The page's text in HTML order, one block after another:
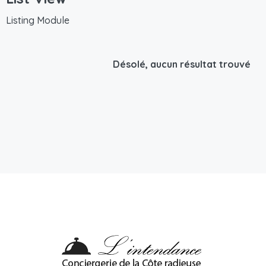
Listing Module
Désolé, aucun résultat trouvé